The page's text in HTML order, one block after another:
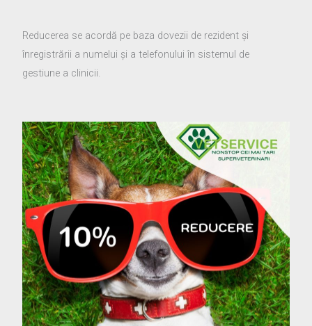
Reducerea se acordă pe baza dovezii de rezident și
înregistrării a numelui și a telefonului în sistemul de
gestiune a clinicii.